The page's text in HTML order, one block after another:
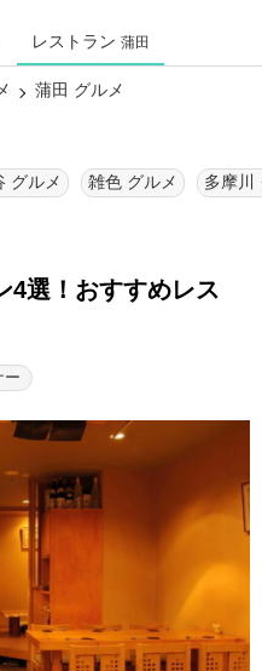
レストラン 蒲田
蒲田 グルメ
グルメ 雑色 グルメ 多摩川
選！ おすすめレス
ー